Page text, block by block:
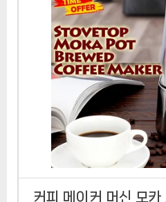
커피 메이커 머신 모카